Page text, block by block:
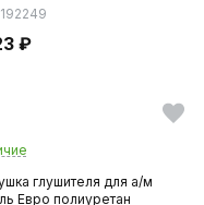
₽
глушителя для а/м
Евро полиуретан